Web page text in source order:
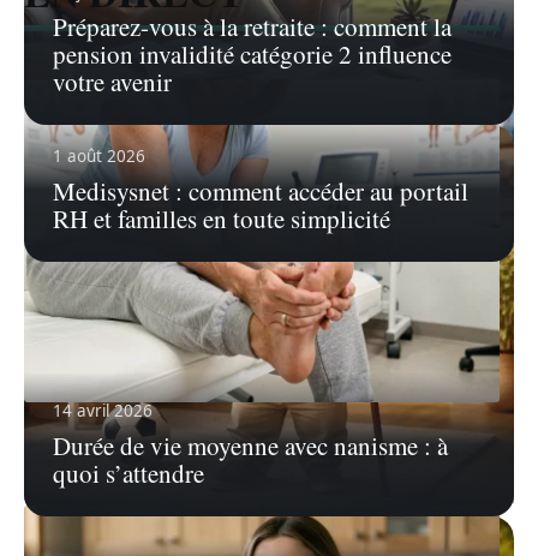
1 août 2026
Medisysnet : comment accéder au portail
RH et familles en toute simplicité
Préparez-vous à la retraite : comment la
pension invalidité catégorie 2 influence
votre avenir
14 avril 2026
Durée de vie moyenne avec nanisme : à
quoi s’attendre
6 août 2026
Douleur talon gauche : examens utiles, radio ou IRM
vraiment nécessaires ?